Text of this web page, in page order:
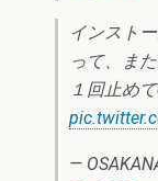
インスト
って、ま
１回止め
—